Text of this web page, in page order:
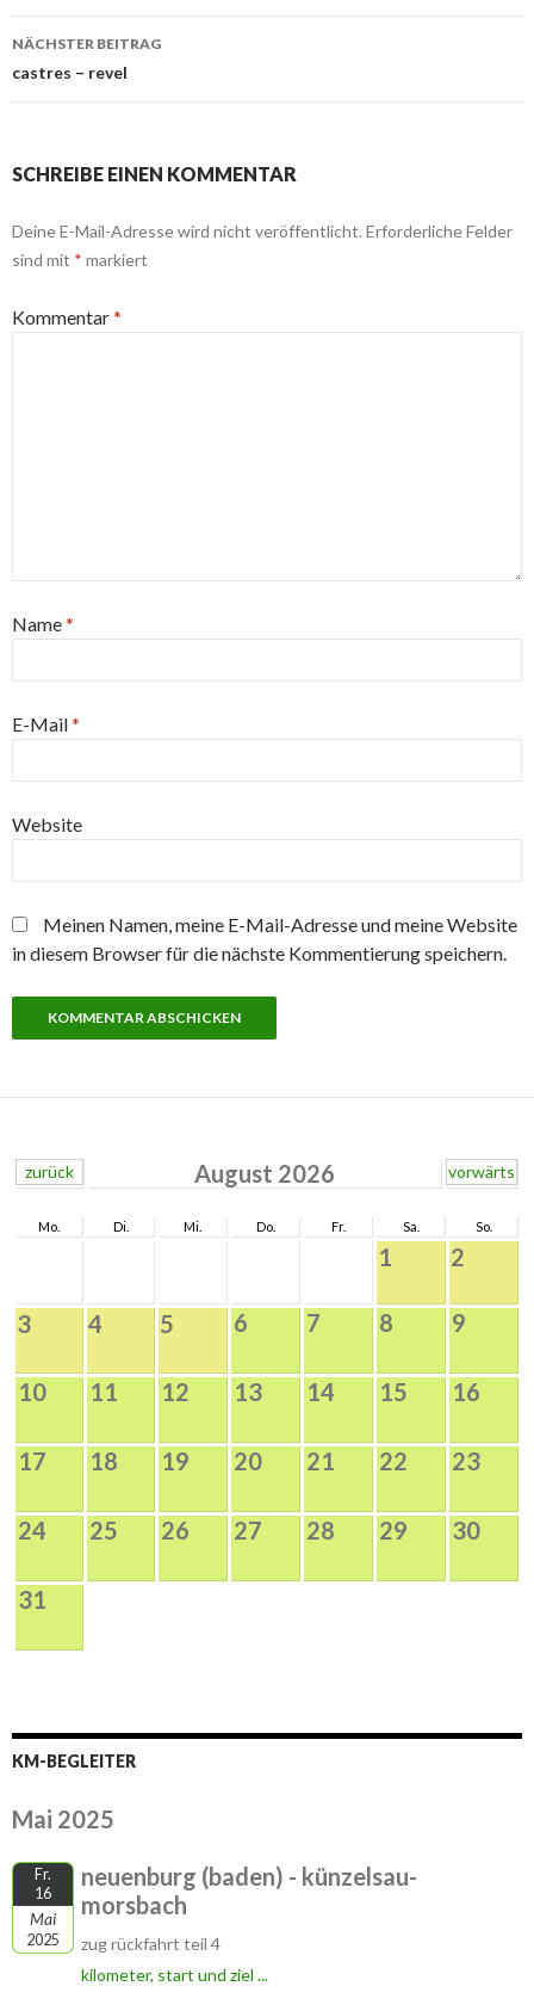
NÄCHSTER BEITRAG
castres – revel
SCHREIBE EINEN KOMMENTAR
Deine E-Mail-Adresse wird nicht veröffentlicht. Erforderliche Felder
sind mit * markiert
Kommentar*
Name*
E-Mail*
Website
Meinen Namen, meine E-Mail-Adresse und meine Website
in diesem Browser für die nächste Kommentierung speichern.
zurück August 2026 vorwärts
Mo. Di. Mi. Do. Fr. Sa. So.
1 2
3 4 5 6 7 8 9
10 11 12 13 14 15 16
17 18 19 20 21 22 23
24 25 26 27 28 29 30
31
KM-BEGLEITER
Mai 2025
Fr.
16
Mai
2025
neuenburg (baden) - künzelsau-
morsbach
zug rückfahrt teil 4
kilometer, start und ziel ...